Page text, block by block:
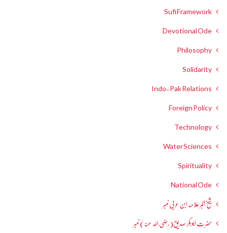
Sufi Framework
Devotional Ode
Philosophy
Solidarity
Indo-Pak Relations
Foreign Policy
Technology
Water Sciences
Spirituality
National Ode
شیخ اکبر علامہ ابن عربی نمبر
حضرت ابوبکر صدیق(رضی اللہ عنہ) نمبر